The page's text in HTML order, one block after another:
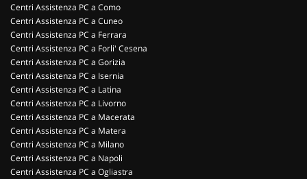
Centri Assistenza PC a Como
Centri Assistenza PC a Cuneo
Centri Assistenza PC a Ferrara
Centri Assistenza PC a Forli' Cesena
Centri Assistenza PC a Gorizia
Centri Assistenza PC a Isernia
Centri Assistenza PC a Latina
Centri Assistenza PC a Livorno
Centri Assistenza PC a Macerata
Centri Assistenza PC a Matera
Centri Assistenza PC a Milano
Centri Assistenza PC a Napoli
Centri Assistenza PC a Ogliastra